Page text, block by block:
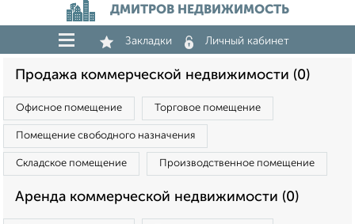
ДМИТРОВ НЕДВИЖИМОСТЬ
Закладки Личный кабинет
Продажа коммерческой недвижимости (0)
Офисное помещение Торговое помещение
Помещение свободного назначения
Складское помещение Производственное помещение
Аренда коммерческой недвижимости (0)